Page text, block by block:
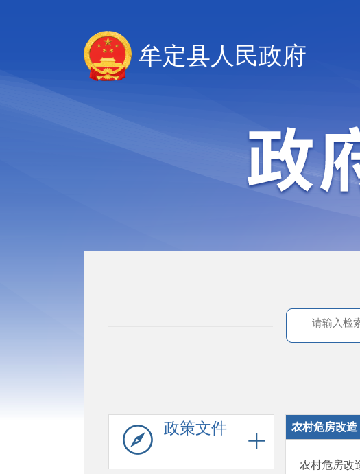
牟定县人民政府
政策文件 农村危房改造
农村危房改